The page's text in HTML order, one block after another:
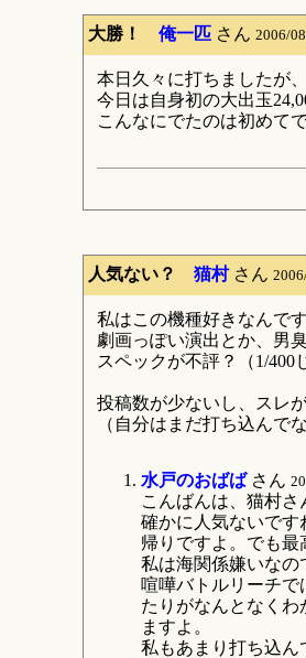
大勝！ 俺一匹さん 2006/
本日久々に打ちましたが
今日は自身初の大出玉
こんなにでたのは初めてで
人気ない？ 猫村さん
私はこの機種好きなんで
劇画っぽい演出とか、男
スペックが不評？（1/400
投稿数が少ないし、スレ
（自分はまだ打ち込んで
水戸のおばばさん
こんばんは、猫村さ
確かに人気ないです
帰りですよ。でも最
私は海関係嫌いなの
喧嘩バトルリーチ
たりがなんとなく
ますよ。
私もあまり打ち込ん